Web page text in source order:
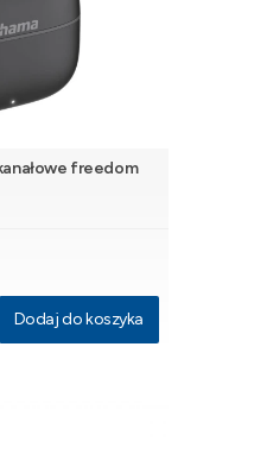
freedom
Dodaj do koszyka